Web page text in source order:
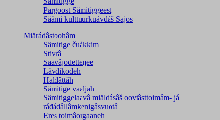
Pargoost Sämitiggeest
Säämi kulttuurkuávdáš Sajos
Miärádâstoohâm
Sämitige čuákkim
Stivrâ
Saavâjođetteijee
Lävdikodeh
Haldâttâh
Sämitige vaaljah
Sämitiggelaavâ miäldásâš oovtâsttoimâm- já
ráđádâllâmkenigâsvuotâ
Eres toimâorgaaneh